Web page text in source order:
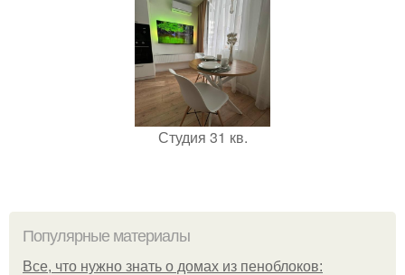
Студия 31 кв.
Популярные материалы
Все, что нужно знать о домах из пеноблоков: